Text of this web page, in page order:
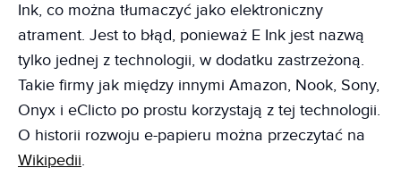
Ink, co można tłumaczyć jako elektroniczny
atrament. Jest to błąd, ponieważ E Ink jest nazwą
tylko jednej z technologii, w dodatku zastrzeżoną.
Takie firmy jak między innymi Amazon, Nook, Sony,
Onyx i eClicto po prostu korzystają z tej technologii.
O historii rozwoju e-papieru można przeczytać na
Wikipedii.